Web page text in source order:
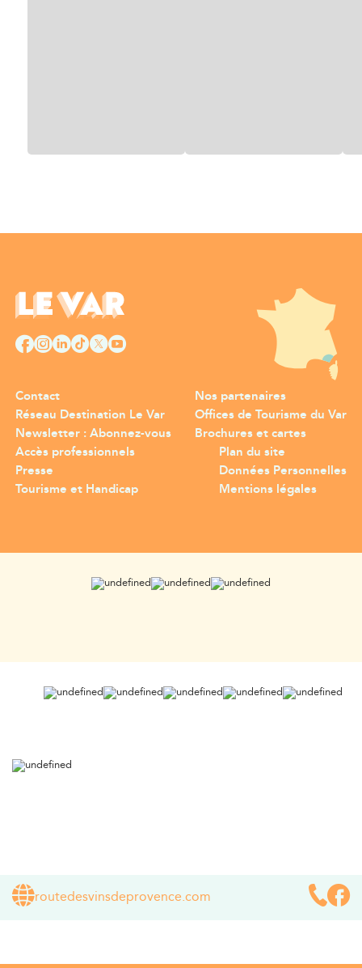
routedesvinsdeprovence.com
Contact
Réseau Destination Le Var
Newsletter : Abonnez-vous
Nos partenaires
Offices de Tourisme du Var
Brochures et cartes
Accès professionnels
Presse
Tourisme et Handicap
Plan du site
Données Personnelles
Mentions légales